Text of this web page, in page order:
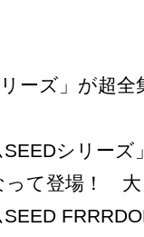
ーズ」が超全
SEEDシリーズ
って登場！
SEED